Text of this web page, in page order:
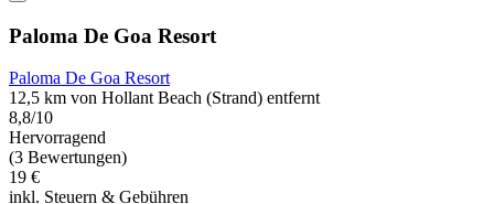
Paloma De Goa Resort
Paloma De Goa Resort
12,5 km von Hollant Beach (Strand) entfernt
8,8/10
Hervorragend
(3 Bewertungen)
19 €
inkl. Steuern & Gebühren